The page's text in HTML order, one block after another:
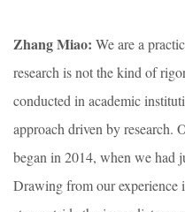
Zhang Miao: We are a
research is not the kind of
conducted in academic
approach driven by research.
began in 2014, when we had
Drawing from our experience